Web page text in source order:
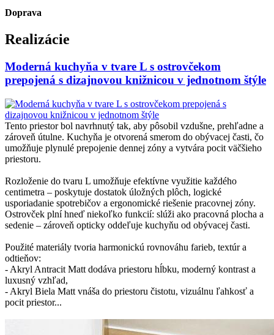
Doprava
Realizácie
Moderná kuchyňa v tvare L s ostrovčekom
prepojená s dizajnovou knižnicou v jednotnom štýle
Tento priestor bol navrhnutý tak, aby pôsobil vzdušne, prehľadne a
zároveň útulne. Kuchyňa je otvorená smerom do obývacej časti, čo
umožňuje plynulé prepojenie dennej zóny a vytvára pocit väčšieho
priestoru.
Rozloženie do tvaru L umožňuje efektívne využitie každého
centimetra – poskytuje dostatok úložných plôch, logické
usporiadanie spotrebičov a ergonomické riešenie pracovnej zóny.
Ostrovček plní hneď niekoľko funkcií: slúži ako pracovná plocha a
sedenie – zároveň opticky oddeľuje kuchyňu od obývacej časti.
Použité materiály tvoria harmonickú rovnováhu farieb, textúr a
odtieňov:
- Akryl Antracit Matt dodáva priestoru hĺbku, moderný kontrast a
luxusný vzhľad,
- Akryl Biela Matt vnáša do priestoru čistotu, vizuálnu ľahkosť a
pocit priestor...